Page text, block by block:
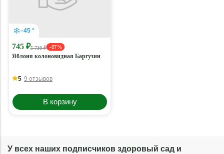
–45 °
745 ₽5 730 ₽ - 87 %
Яблоня колоновидная Баргузин
5 9 отзывов
В корзину
У всех наших подписчиков здоровый сад и